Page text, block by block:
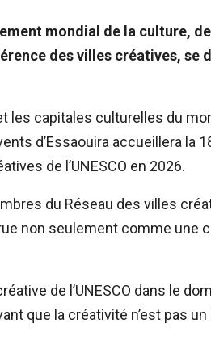
mondial de la culture,
des villes créatives, se
capitales culturelles du
d’Essaouira accueillera la
de l’UNESCO en 2026.
du Réseau des villes
non seulement comme une
de l’UNESCO dans le
que la créativité n’est pas